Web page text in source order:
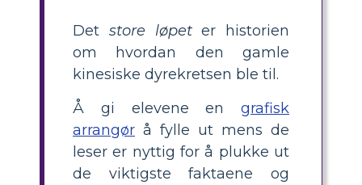
Det store løpeter historien
om hvordan den gamle
kinesiske dyrekretsen ble til.
Å gi elevene en grafisk
arrangør å fylle ut mens de
leser er nyttig for å plukke ut
de viktigste faktaene og